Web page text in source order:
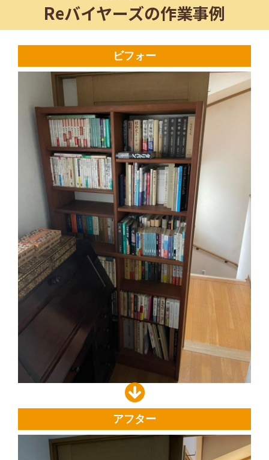
Reバイヤーズの作業事例
ビフォー
アフター